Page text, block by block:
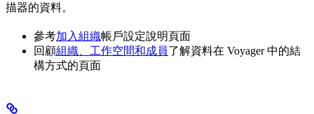
描器的資料。
參考加入組織帳戶設定說明頁面
回顧組織、工作空間和成員了解資料在 Voyager 中的結
構方式的頁面